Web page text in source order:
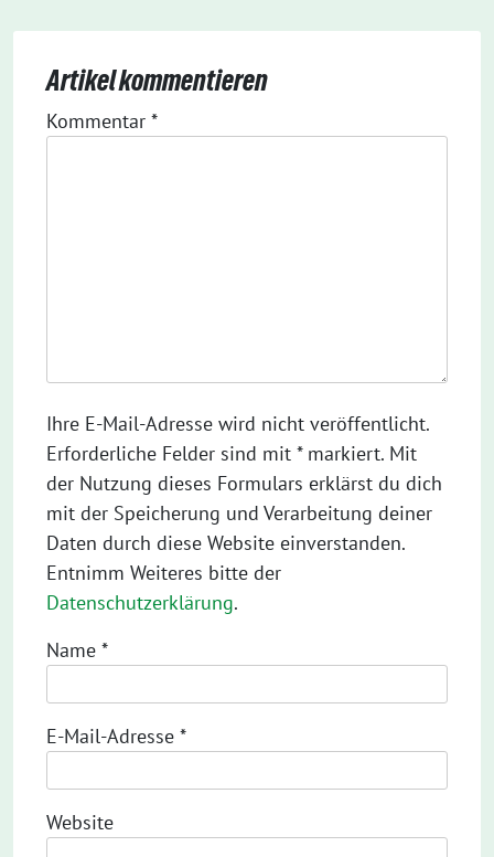
Artikel kommentieren
Kommentar *
Ihre E-Mail-Adresse wird nicht veröffentlicht.
Erforderliche Felder sind mit * markiert. Mit
der Nutzung dieses Formulars erklärst du dich
mit der Speicherung und Verarbeitung deiner
Daten durch diese Website einverstanden.
Entnimm Weiteres bitte der
Datenschutzerklärung.
Name *
E-Mail-Adresse *
Website